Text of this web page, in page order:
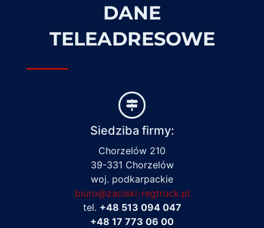
DANE
TELEADRESOWE
Siedziba firmy:
Chorzelów 210
39-331 Chorzelów
woj. podkarpackie
biuro@zaciski-regtruck.pl
tel. +48 513 094 047
+48 17 773 06 00